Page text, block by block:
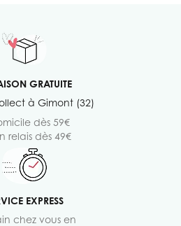
GRATUITE
à Gimont (32)
dès 59€
relais dès 49€
EXPRESS
chez vous en